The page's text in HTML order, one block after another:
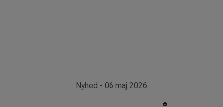
Nyhed - 06 maj 2026